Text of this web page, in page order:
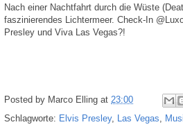
Nach einer Nachtfahrt durch die Wüste
faszinierendes Lichtermeer. Check-In
Presley und Viva Las Vegas?!
Posted by Marco Elling at 23:00
Schlagworte: Elvis Presley, Las Vegas